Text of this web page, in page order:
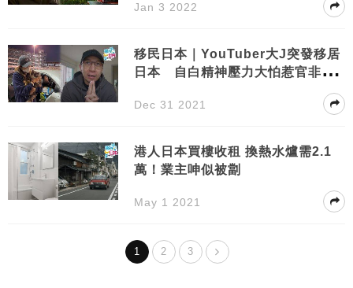
Jan 3 2022
移民日本｜YouTuber大J突發移居
日本 自白精神壓力大怕惹官非 3
Dec 31 2021
港人日本買樓收租 換熱水爐需2.1
萬！業主呻似被劏
May 1 2021
1 2 3